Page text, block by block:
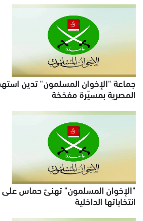
جماعة "الإخوان المسلمون" تدين
المصرية بمسيّرة مفخخة
"الإخوان المسلمون" تهنئ حماس على
انتخاباتها الداخلية